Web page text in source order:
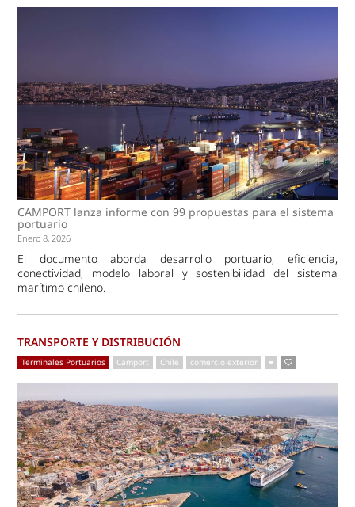
CAMPORT lanza informe con 99 propuestas para el sistema
portuario
Enero 8, 2026
El documento aborda desarrollo portuario, eficiencia,
conectividad, modelo laboral y sostenibilidad del sistema
marítimo chileno.
TRANSPORTE Y DISTRIBUCIÓN
Terminales Portuarios Camport Chile comercio exterior